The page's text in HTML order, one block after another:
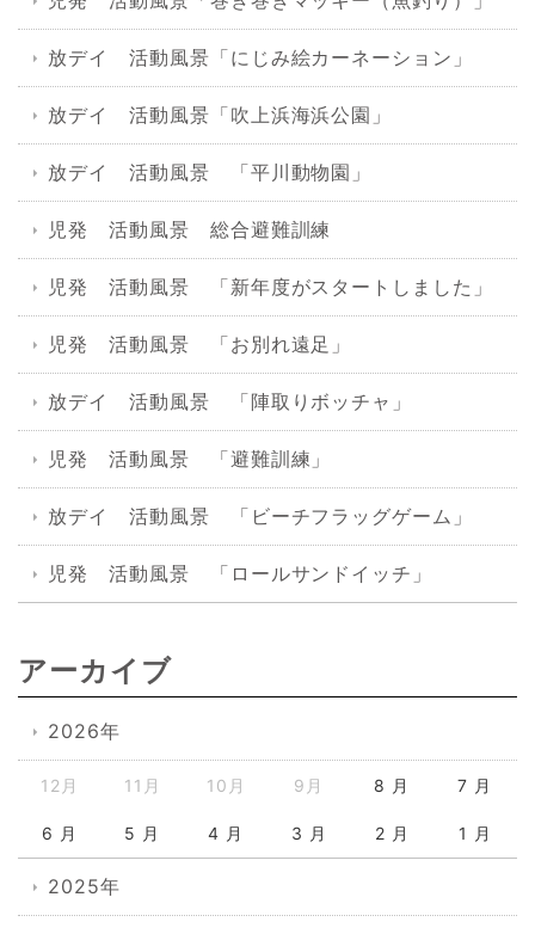
放デイ 活動風景「にじみ絵カーネーション」
放デイ 活動風景「吹上浜海浜公園」
放デイ 活動風景 「平川動物園」
児発 活動風景 総合避難訓練
児発 活動風景 「新年度がスタートしました」
児発 活動風景 「お別れ遠足」
放デイ 活動風景 「陣取りボッチャ」
児発 活動風景 「避難訓練」
放デイ 活動風景 「ビーチフラッグゲーム」
児発 活動風景 「ロールサンドイッチ」
アーカイブ
2026年
12月 11月 10月 9月 8 月 7 月
6 月 5 月 4 月 3 月 2 月 1 月
2025年